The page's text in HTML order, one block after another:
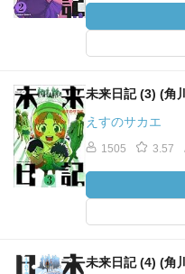
未来日記 (3) (角
えすのサカエ
1505 3.57
未来日記 (4) (角